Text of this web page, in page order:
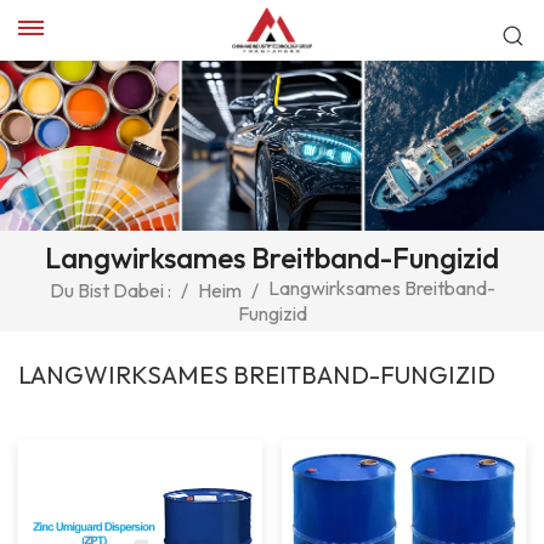
Langwirksames Breitband-Fungizid
Du Bist Dabei : / Heim / Langwirksames Breitband-
Fungizid
LANGWIRKSAMES BREITBAND-FUNGIZID